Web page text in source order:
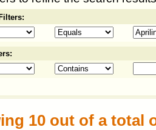
10 out of a total